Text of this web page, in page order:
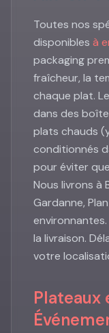
Toutes nos
disponibles à
packaging
fraîcheur, la
chaque plat.
dans des
plats chauds
conditionnés
pour éviter
Nous livrons à
Gardanne,
la livraison.
votre
Plateaux